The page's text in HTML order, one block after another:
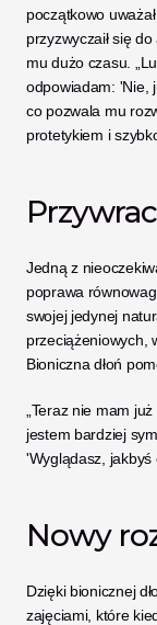
początkowo
przyzwyczaił się
mu dużo czasu.
odpowiadam: 'Nie,
co pozwala mu
protetykiem i
Jedną z
poprawa
swojej jedynej
przeciążeniowych,
Bioniczna dłoń
„Teraz nie mam
jestem bardziej
'Wyglądasz, jakbyś
Nowy
Dzięki bionicznej
zajęciami, które